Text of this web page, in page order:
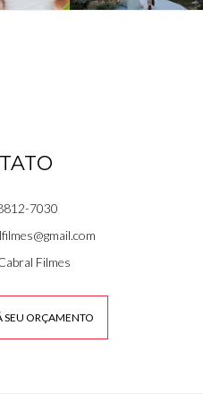
7030
Filmes
SEU ORÇAMENTO